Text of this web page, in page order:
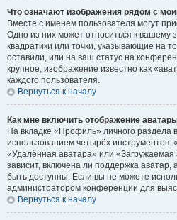
Что означают изображения рядом с
Вместе с именем пользователя могут
Одно из них может относиться к вашему
квадратики или точки, указывающие на
оставили, или на ваш статус на
крупное, изображение известно как
каждого пользователя.
Вернуться к началу
Как мне включить отображение
На вкладке «Профиль» личного раздела
использованием четырёх инструментов:
«Удалённая аватара» или
зависит, включена ли поддержка аватар,
быть доступны. Если вы не можете
администратором конференции для
Вернуться к началу